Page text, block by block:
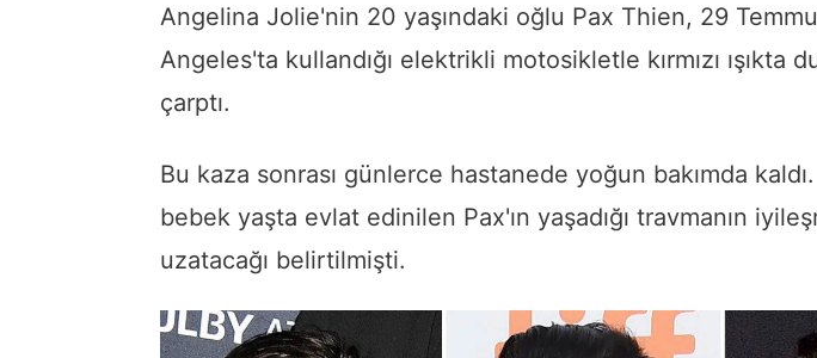
Angelina Jolie'nin 20 yaşındaki oğlu Pax Thien, 29
Angeles'ta kullandığı elektrikli motosikletle kırmızı ışıkta
çarptı.
Bu kaza sonrası günlerce hastanede yoğun bakımda
bebek yaşta evlat edinilen Pax'ın yaşadığı travmanın
uzatacağı belirtilmişti.